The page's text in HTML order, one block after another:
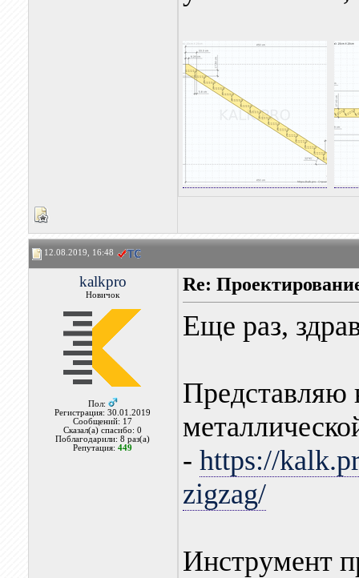
12.08.2019, 16:48
kalkpro
Новичок
Пол:
Регистрация: 30.01.2019
Сообщений: 17
Сказал(а) спасибо: 0
Поблагодарили: 8 раз(а)
Репутация:449
Re:
Еще раз,
Представляю
- https://
zigzag/
Инструмент